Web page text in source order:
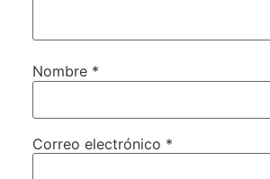
Nombre *
Correo electrónico *